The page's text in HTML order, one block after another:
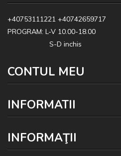
+40753111221 +40742659717
PROGRAM: L-V 10.00-18.00
S-D inchis
CONTUL MEU
INFORMATII
INFORMAŢII